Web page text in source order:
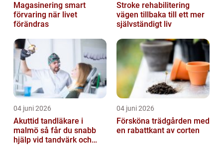
Magasinering smart
förvaring när livet
förändras
Stroke rehabilitering
vägen tillbaka till ett mer
självständigt liv
04 juni 2026
Akuttid tandläkare i
malmö så får du snabb
hjälp vid tandvärk och
04 juni 2026
Försköna trädgården med
en rabattkant av corten